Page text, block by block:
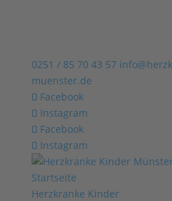
0251 / 85 70 43 57
muenster.de
Facebook
Instagram
Facebook
Instagram
Startseite
Herzkranke Kinder